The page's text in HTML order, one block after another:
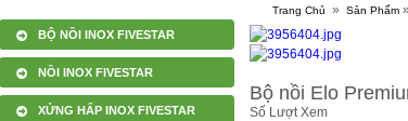
BỘ NỒI INOX FIVESTAR
NỒI INOX FIVESTAR
XỬNG HẤP INOX FIVESTAR
Trang Chủ » Sản Phẩm »
Bộ nồi Elo
Số Lượt Xem